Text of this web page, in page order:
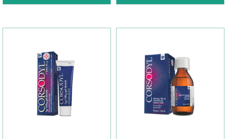
20STICK AL 20BUST AL